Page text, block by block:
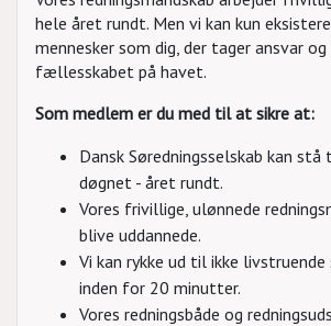
hele året rundt. Men vi kan kun
mennesker som dig, der tager ansvar
fællesskabet på havet.
Som medlem er du med til at sikre at:
Dansk Søredningsselskab kan stå
døgnet - året rundt.
Vores frivillige, ulønnede
blive uddannede.
Vi kan rykke ud til ikke
inden for 20 minutter.
Vores redningsbåde og